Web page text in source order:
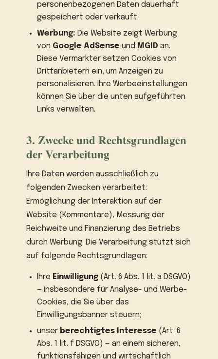
personenbezogenen Daten dauerhaft
gespeichert oder verkauft.
Werbung: Die Website zeigt Werbung
von Google AdSense und MGID an.
Diese Vermarkter setzen Cookies von
Drittanbietern ein, um Anzeigen zu
personalisieren. Ihre Werbeeinstellungen
können Sie über die unten aufgeführten
Links verwalten.
3. Zwecke und Rechtsgrundlagen
der Verarbeitung
Ihre Daten werden ausschließlich zu
folgenden Zwecken verarbeitet:
Ermöglichung der Interaktion auf der
Website (Kommentare), Messung der
Reichweite und Finanzierung des Betriebs
durch Werbung. Die Verarbeitung stützt sich
auf folgende Rechtsgrundlagen:
Ihre Einwilligung (Art. 6 Abs. 1 lit. a DSGVO)
— insbesondere für Analyse- und Werbe-
Cookies, die Sie über das
Einwilligungsbanner steuern;
unser berechtigtes Interesse (Art. 6
Abs. 1 lit. f DSGVO) — an einem sicheren,
funktionsfähigen und wirtschaftlich